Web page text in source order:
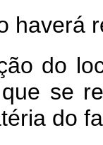
haverá
do
se
do